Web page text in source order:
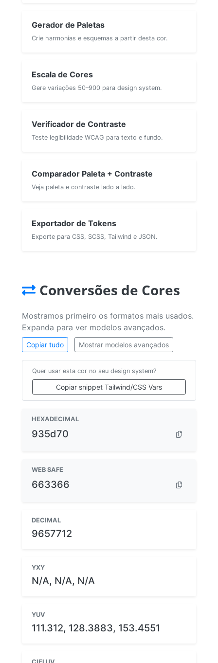
Gerador de Paletas
Crie harmonias e esquemas a partir desta cor.
Escala de Cores
Gere variações 50–900 para design system.
Verificador de Contraste
Teste legibilidade WCAG para texto e fundo.
Comparador Paleta + Contraste
Veja paleta e contraste lado a lado.
Exportador de Tokens
Exporte para CSS, SCSS, Tailwind e JSON.
Conversões de Cores
Mostramos primeiro os formatos mais usados.
Expanda para ver modelos avançados.
Copiar tudo Mostrar modelos avançados
Quer usar esta cor no seu design system?
Copiar snippet Tailwind/CSS Vars
HEXADECIMAL
935d70
WEB SAFE
663366
DECIMAL
9657712
YXY
N/A, N/A, N/A
YUV
111.312, 128.3883, 153.4551
CIELUV